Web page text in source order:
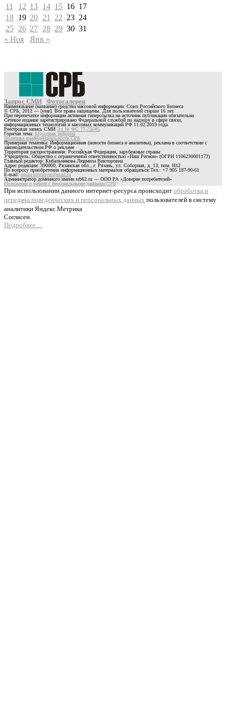
11
12 13 14 15 16 17
18 19 20 21 22 23 24
25 26 27 28 29 30 31
« Ноя
Янв »
Запрос СМИ Фотогалерея
Наименование (название) средства массовой информации: Союз Российского Бизнеса
© СРБ, 2012 — [year]. Все права защищены. Для пользователей старше 16 лет.
При перепечатке информации активная гиперссылка на источник публикации обязательна
Сетевое издание зарегистрировано Федеральной службой по надзору в сфере связи,
информационных технологий и массовых коммуникаций РФ 11.02.2019 года.
Реестровая запись СМИ Эл № ФС 77-75045
Горячая тема: Мусорная реформа
Политика конфиденциальности СРБ
Примерная тематика: Информационная (новости бизнеса и аналитика), реклама в соответствии с
законодательством РФ о рекламе
Территория распространения: Российская Федерация, зарубежные страны
Учредитель: Общество с ограниченной ответственностью «Наш Регион» (ОГРН 1106230001173)
Главный редактор: Кибальникова Людмила Викторовна
Адрес редакции: 390000, Рязанская обл., г. Рязань, ул. Соборная, д. 13, пом. Н12
По вопросу приобретения информационных материалов обращаться:Тел.: +7 905 187-90-61
E-mail:opora-torgsovet@mail.ru
Администратор доменного имени srb62.ru — ООО РА «Доверие потребителей»
Положение о работе с персональными данными СРБ
При использовании данного интернет-ресурса происходит обработка и
передача поведенческих и персональных данных пользователей в систему
аналитики Яндекс.Метрика
Согласен
Подробнее…